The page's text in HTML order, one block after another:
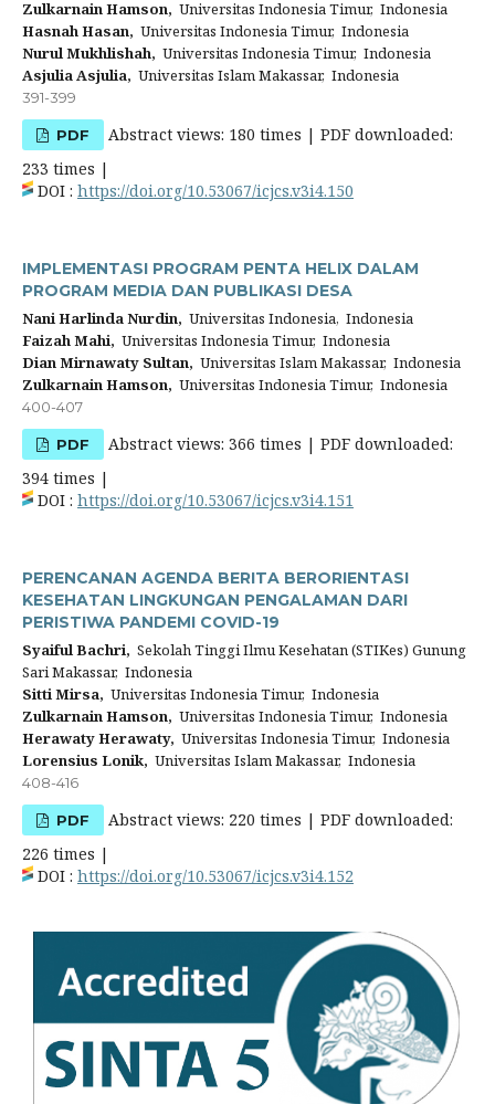
Zulkarnain Hamson, Universitas Indonesia Timur, Indonesia
Hasnah Hasan, Universitas Indonesia Timur, Indonesia
Nurul Mukhlishah, Universitas Indonesia Timur, Indonesia
Asjulia Asjulia, Universitas Islam Makassar, Indonesia
391-399
PDF
Abstract views: 180 times | PDF downloaded:
233 times |
DOI : https://doi.org/10.53067/icjcs.v3i4.150
IMPLEMENTASI PROGRAM PENTA HELIX DALAM
PROGRAM MEDIA DAN PUBLIKASI DESA
Nani Harlinda Nurdin, Universitas Indonesia, Indonesia
Faizah Mahi, Universitas Indonesia Timur, Indonesia
Dian Mirnawaty Sultan, Universitas Islam Makassar, Indonesia
Zulkarnain Hamson, Universitas Indonesia Timur, Indonesia
400-407
PDF
Abstract views: 366 times | PDF downloaded:
394 times |
DOI : https://doi.org/10.53067/icjcs.v3i4.151
PERENCANAN AGENDA BERITA BERORIENTASI
KESEHATAN LINGKUNGAN PENGALAMAN DARI
PERISTIWA PANDEMI COVID-19
Syaiful Bachri, Sekolah Tinggi Ilmu Kesehatan (STIKes) Gunung
Sari Makassar, Indonesia
Sitti Mirsa, Universitas Indonesia Timur, Indonesia
Zulkarnain Hamson, Universitas Indonesia Timur, Indonesia
Herawaty Herawaty, Universitas Indonesia Timur, Indonesia
Lorensius Lonik, Universitas Islam Makassar, Indonesia
408-416
PDF
Abstract views: 220 times | PDF downloaded:
226 times |
DOI : https://doi.org/10.53067/icjcs.v3i4.152